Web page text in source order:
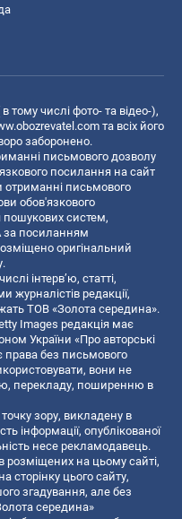
тому числі фото- та відео-),
та всіх його
заборонено.
письмового дозволу
посилання на сайт
отриманні письмового
обов'язкового
пошукових систем,
за посиланням
оригінальний
інтерв’ю, статті,
редакції,
ТОВ «Золота середина».
Images редакція має
України «Про авторські
права без письмового
вони не
перекладу, поширенню в
зору, викладену в
інформації, опублікованої
несе рекламодавець.
розміщених на цьому сайті,
сторінку цього сайту,
згадування, але без
середина»